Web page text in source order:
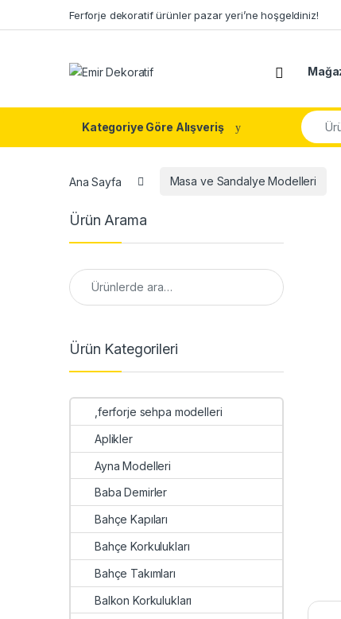
Ferforje dekoratif ürünler pazar yeri’ne hoşgeldiniz!
Kategoriye Göre Alışveriş
Search
Ana Sayfa Masa ve Sandalye Modelleri
Ürün Arama
Ara:
Ürün Kategorileri
,ferforje sehpa modelleri
Aplikler
Ayna Modelleri
Baba Demirler
Bahçe Kapıları
Bahçe Korkulukları
Bahçe Takımları
Balkon Korkulukları